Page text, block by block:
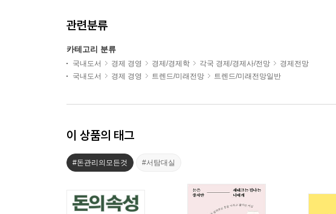
관련분류
카테고리 분류
국내도서 경제 경영 경제/경제학 각국 경제/경제사/전망
경제전망
국내도서
경제 경영 트렌드/미래전망 트렌드/미래전망일반
이 상품의 태그
#돈관리의모든것 #서탐대실